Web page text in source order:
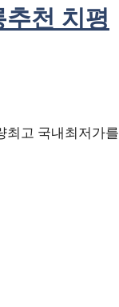
천 치평
고 국내최저가를